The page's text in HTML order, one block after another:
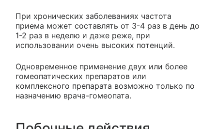
При хронических заболеваниях частота
приема может составлять от 3-4 раз в день до
1-2 раз в неделю и даже реже, при
использовании очень высоких потенций.
Одновременное применение двух или более
гомеопатических препаратов или
комплексного препарата возможно только по
назначению врача-гомеопата.